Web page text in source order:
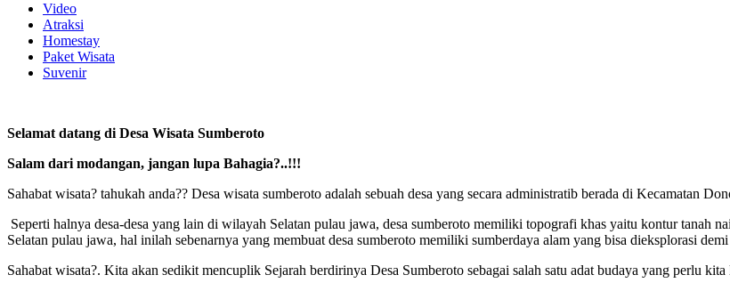
Video
Atraksi
Homestay
Paket Wisata
Suvenir
Selamat datang di Desa Wisata Sumberoto
Salam dari modangan, jangan lupa Bahagia?..!!!
Sahabat wisata? tahukah anda?? Desa wisata sumberoto adalah sebuah desa yang secara administratib berada di Kecamatan
Seperti halnya desa-desa yang lain di wilayah Selatan pulau jawa, desa sumberoto memiliki topografi khas yaitu kontur tanah
Selatan pulau jawa, hal inilah sebenarnya yang membuat desa sumberoto memiliki sumberdaya alam yang bisa dieksplorasi
Sahabat wisata?. Kita akan sedikit mencuplik Sejarah berdirinya Desa Sumberoto sebagai salah satu adat budaya yang perlu kita